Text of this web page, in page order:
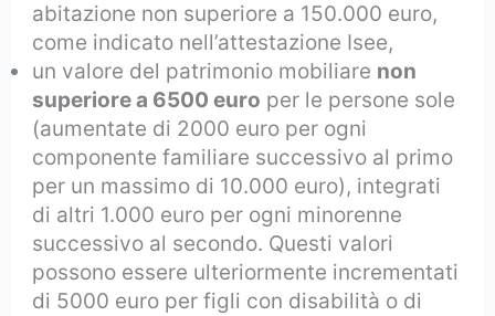
abitazione non superiore a 150.000 euro,
come indicato nell’attestazione Isee,
un valore del patrimonio mobiliare non
superiore a 6500 euro per le persone sole
(aumentate di 2000 euro per ogni
componente familiare successivo al primo
per un massimo di 10.000 euro), integrati
di altri 1.000 euro per ogni minorenne
successivo al secondo. Questi valori
possono essere ulteriormente incrementati
di 5000 euro per figli con disabilità o di